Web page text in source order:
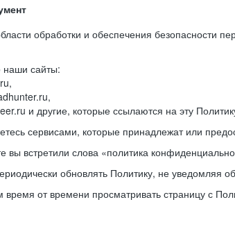
обработки и обеспечения безопасности
наши сайты:
и другие, которые ссылаются на эту
сервисами, которые принадлежат или
вы встретили слова «политика
обновлять Политику, не уведомляя
время от времени просматривать страницу с